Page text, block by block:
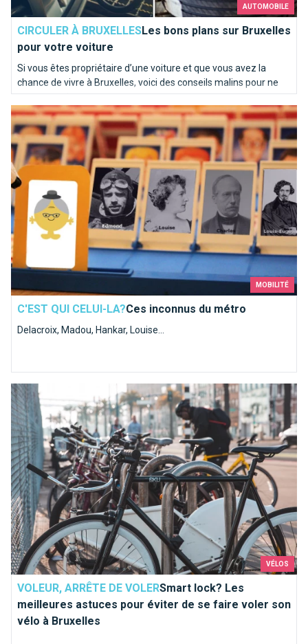
AUTOMOBILE
CIRCULER À BRUXELLESLes bons plans sur Bruxelles
pour votre voiture
Si vous êtes propriétaire d’une voiture et que vous avez la
chance de vivre à Bruxelles, voici des conseils malins pour ne
pas vous ruiner.
MOBILITÉ
C'EST QUI CELUI-LA?Ces inconnus du métro
Delacroix, Madou, Hankar, Louise...
Ces inconnus du métro
VÉLOS
VOLEUR, ARRÊTE DE VOLERSmart lock? Les
meilleures astuces pour éviter de se faire voler son
vélo à Bruxelles
Smart lock? Les meilleures astuces pour éviter de se faire